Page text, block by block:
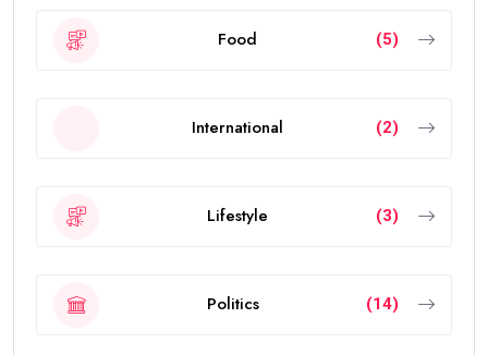
Food (5)
International (2)
Lifestyle (3)
Politics (14)